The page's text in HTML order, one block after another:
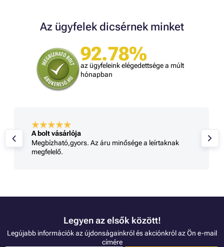
Az ügyfelek dicsérnek minket
92.78%
az ügyfeleink elégedettsége a múlt
hónapban
A bolt vásárlója
Megbízható,gyors. Az áru minősége a leírtaknak
megfelelő.
Legyen az elsők között!
Legújabb információk az újdonságainkról és akciónkról az Ön e-mail
címére